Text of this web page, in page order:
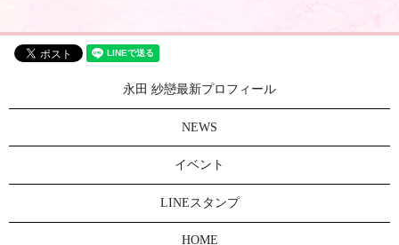
永田 紗戀最新プロフィール
NEWS
イベント
LINEスタンプ
HOME